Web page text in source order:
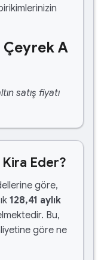
Çeyrek A
satış fiyatı
Eder?
göre,
128,41 aylık
Bu,
göre ne